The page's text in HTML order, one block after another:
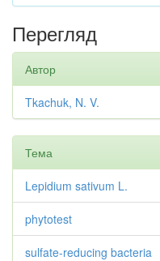
Перегляд
Автор
Tkachuk, N. V.
Тема
Lepidium sativum L.
phytotest
sulfate-reducing bacteria